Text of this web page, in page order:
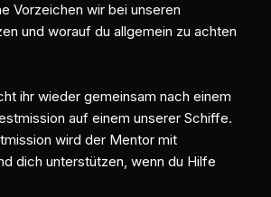
Vorzeichen wir bei unseren
und worauf du allgemein zu achten
ihr wieder gemeinsam nach einem
auf einem unserer Schiffe.
wird der Mentor mit
dich unterstützen, wenn du Hilfe